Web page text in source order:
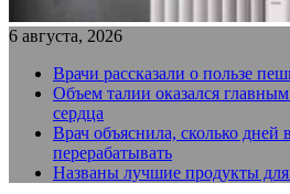
6 августа, 2026
Врачи рассказали о пользе
Объем талии оказался
сердца
Врач объяснила, сколько
перерабатывать
Названы лучшие продукты